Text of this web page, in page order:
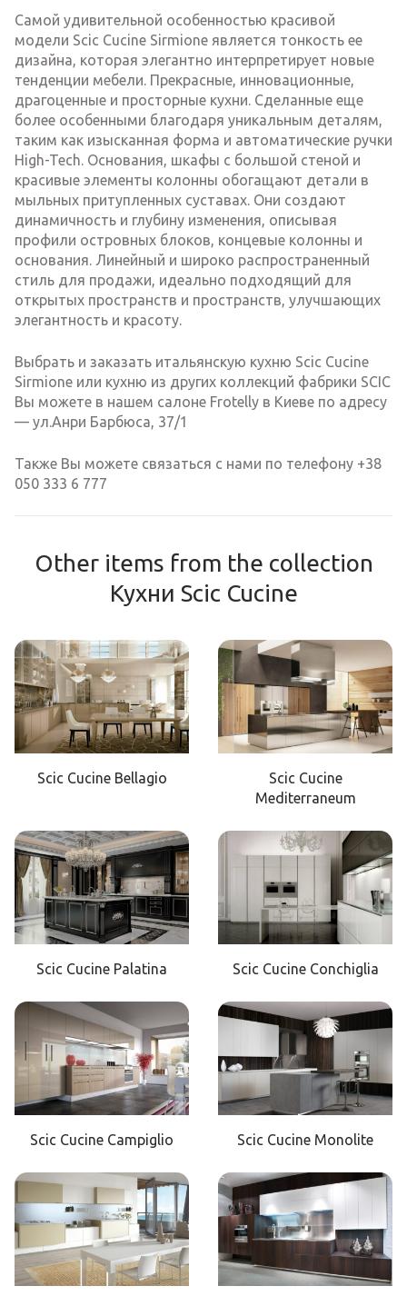
Самой удивительной особенностью красивой
модели Scic Cucine Sirmione является тонкость ее
дизайна, которая элегантно интерпретирует новые
тенденции мебели. Прекрасные, инновационные,
драгоценные и просторные кухни. Cделанные еще
более особенными благодаря уникальным деталям,
таким как изысканная форма и автоматические ручки
High-Tech. Основания, шкафы с большой стеной и
красивые элементы колонны обогащают детали в
мыльных притупленных суставах. Они создают
динамичность и глубину изменения, описывая
профили островных блоков, концевые колонны и
основания. Линейный и широко распространенный
стиль для продажи, идеально подходящий для
открытых пространств и пространств, улучшающих
элегантность и красоту.
Выбрать и заказать итальянскую кухню Scic Cucine
Sirmione или кухню из других коллекций фабрики SCIC
Вы можете в нашем салоне Frotelly в Киеве по адресу
— ул.Анри Барбюса, 37/1
Также Вы можете связаться с нами по телефону +38
050 333 6 777
Other items from the collection
Кухни Scic Cucine
Scic Cucine Bellagio
Scic Cucine
Mediterraneum
Scic Cucine Palatina Scic Cucine Conchiglia
Scic Cucine Campiglio Scic Cucine Monolite